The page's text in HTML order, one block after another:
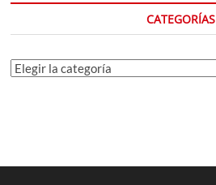
CATEGORÍAS
Categorías